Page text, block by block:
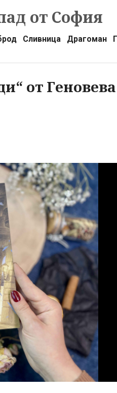
от София
Сливница Драгоман
от Геновева